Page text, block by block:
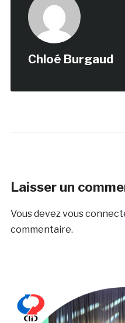
Chloé Burgaud
Laisser un
Vous devezvous
commentaire.